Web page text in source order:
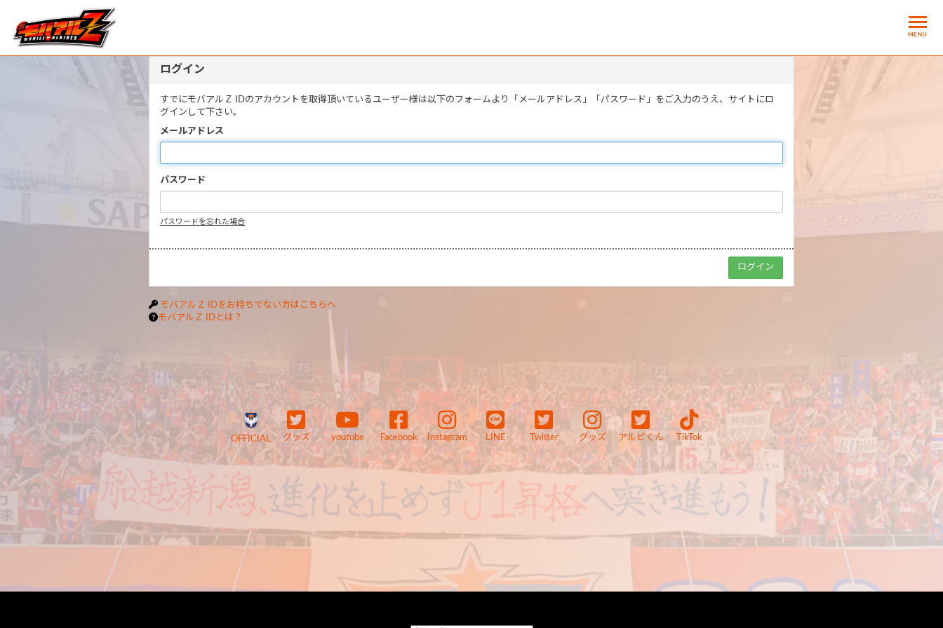
MENU
ログイン
すでにモバアルＺ IDのアカウントを取得頂いているユーザー様は以下のフォームより「メールアドレス」「パスワード」をご入力のうえ、サイトにロ
グインして下さい。
メールアドレス
パスワード
パスワードを忘れた場合
モバアルＺ IDをお持ちでない方はこちらへ
モバアルＺ IDとは？
OFFICIAL グッズ youtube Facebook Instagram LINE Twitter グッズ アルビくん TikTok